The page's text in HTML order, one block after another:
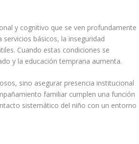
y cognitivo que se ven profundamente
básicos, la inseguridad
Cuando estas condiciones se
y la educación temprana aumenta.
sino asegurar presencia institucional
familiar cumplen una función
sistemático del niño con un entorno